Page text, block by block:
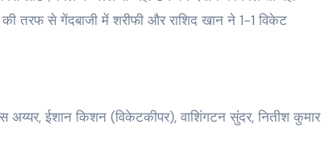
तरफ से गेंदबाजी में शरीफी और राशिद खान ने 1-1 विकेट
अय्यर, ईशान किशन (विकेटकीपर), वाशिंगटन सुंदर, नितीश कुमार